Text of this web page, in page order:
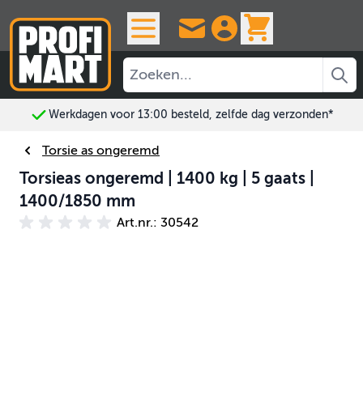
Werkdagen voor 13:00 besteld, zelfde dag verzonden*
Torsie as ongeremd
Torsieas ongeremd | 1400 kg | 5 gaats |
1400/1850 mm
Art.nr.: 30542